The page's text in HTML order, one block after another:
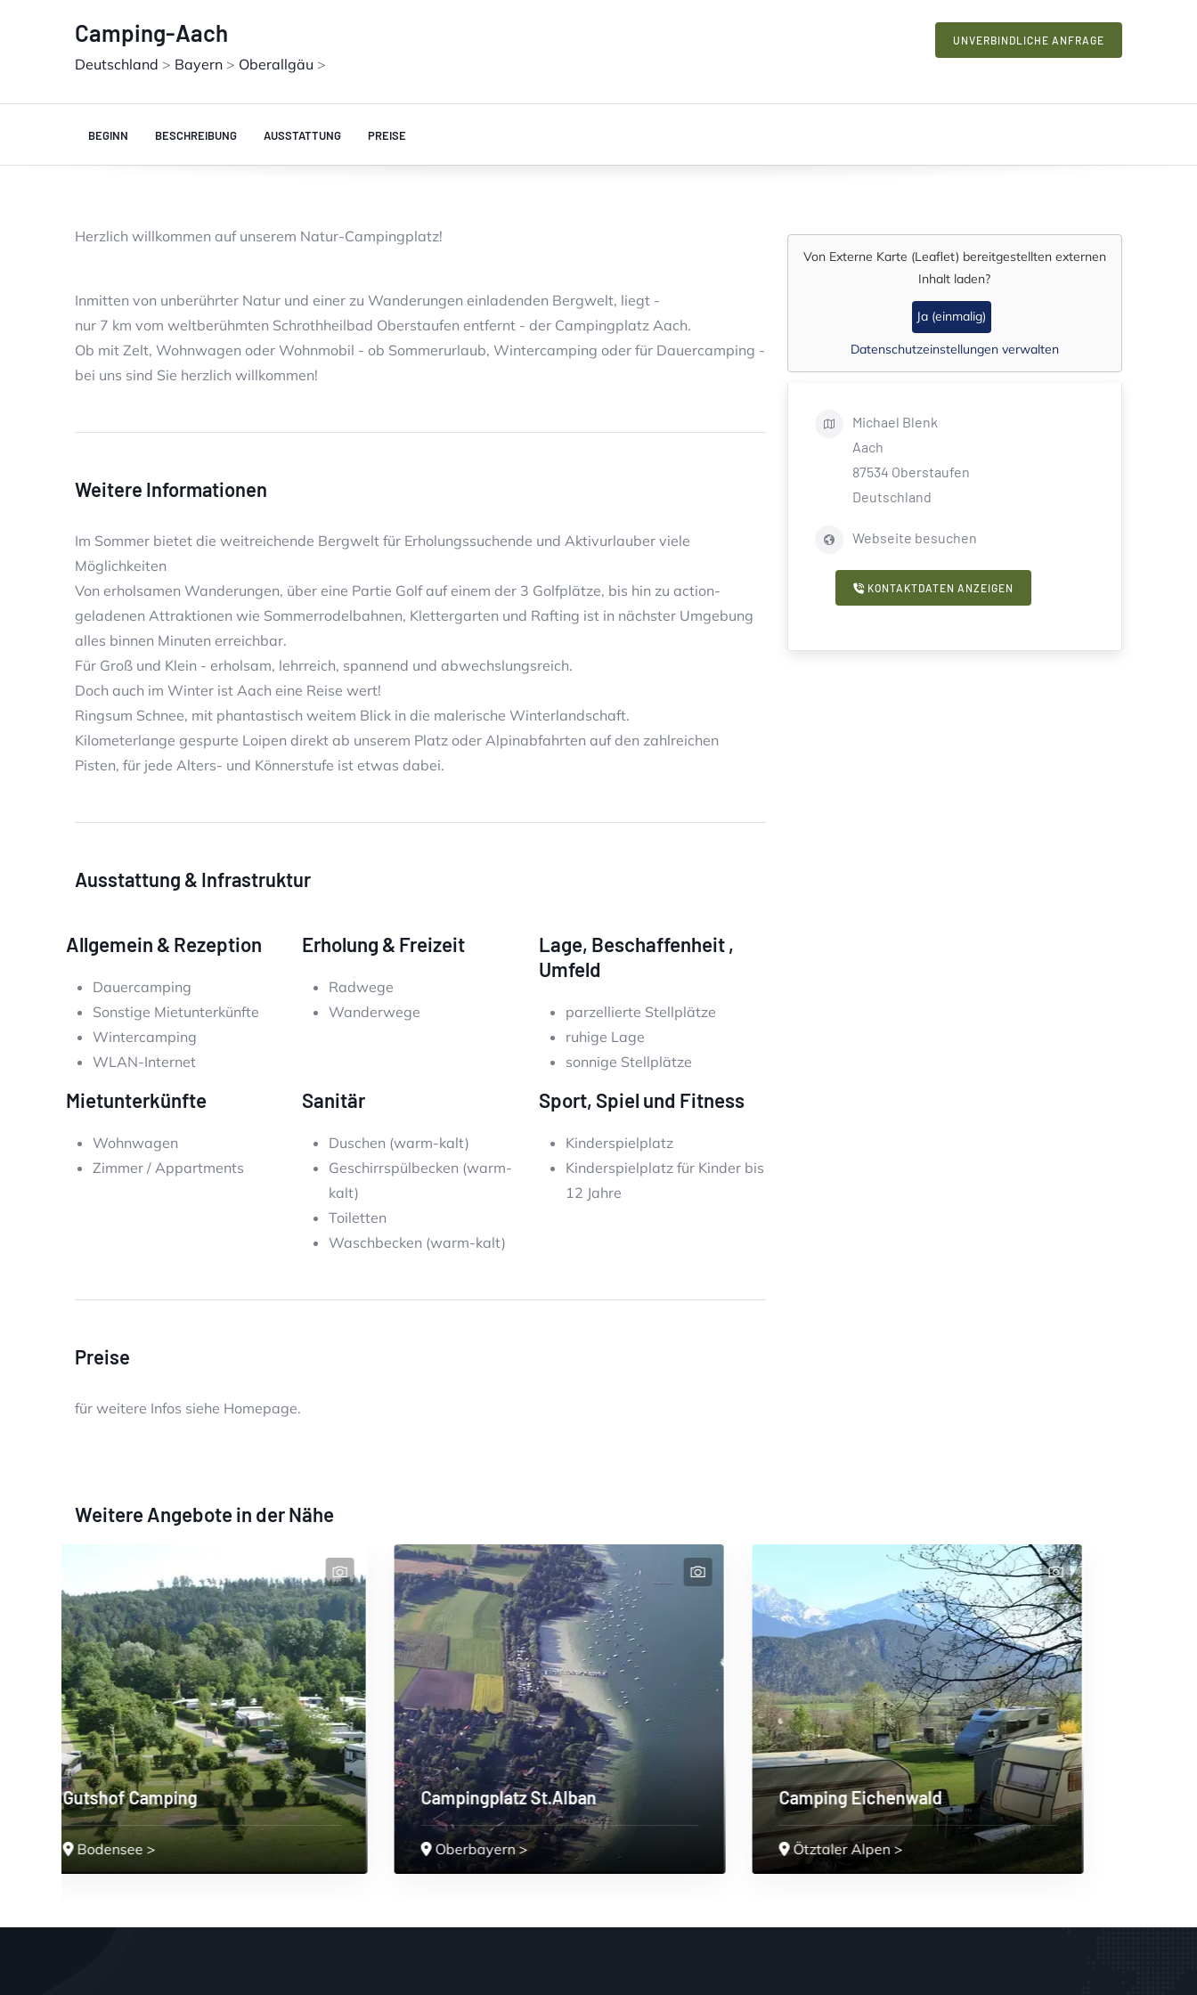
Camping-Aach
Deutschland > Bayern > Oberallgäu >
UNVERBINDLICHE ANFRAGE
BEGINN BESCHREIBUNG AUSSTATTUNG PREISE
Herzlich willkommen auf unserem Natur-Campingplatz!
Inmitten von unberührter Natur und einer zu Wanderungen einladenden Bergwelt, liegt -
nur 7 km vom weltberühmten Schrothheilbad Oberstaufen entfernt - der Campingplatz Aach.
Ob mit Zelt, Wohnwagen oder Wohnmobil - ob Sommerurlaub, Wintercamping oder für Dauercamping -
bei uns sind Sie herzlich willkommen!
Weitere Informationen
Im Sommer bietet die weitreichende Bergwelt für Erholungssuchende und Aktivurlauber viele
Möglichkeiten
Von erholsamen Wanderungen, über eine Partie Golf auf einem der 3 Golfplätze, bis hin zu action-
geladenen Attraktionen wie Sommerrodelbahnen, Klettergarten und Rafting ist in nächster Umgebung
alles binnen Minuten erreichbar.
Für Groß und Klein - erholsam, lehrreich, spannend und abwechslungsreich.
Doch auch im Winter ist Aach eine Reise wert!
Ringsum Schnee, mit phantastisch weitem Blick in die malerische Winterlandschaft.
Kilometerlange gespurte Loipen direkt ab unserem Platz oder Alpinabfahrten auf den zahlreichen
Pisten, für jede Alters- und Könnerstufe ist etwas dabei.
Ausstattung & Infrastruktur
Allgemein & Rezeption
Dauercamping
Sonstige Mietunterkünfte
Wintercamping
WLAN-Internet
Erholung & Freizeit
Radwege
Wanderwege
Lage, Beschaffenheit ,
Umfeld
parzellierte Stellplätze
ruhige Lage
sonnige Stellplätze
Mietunterkünfte
Wohnwagen
Zimmer / Appartments
Sanitär
Duschen (warm-kalt)
Geschirrspülbecken (warm-
kalt)
Toiletten
Waschbecken (warm-kalt)
Sport, Spiel und Fitness
Kinderspielplatz
Kinderspielplatz für Kinder bis
12 Jahre
Preise
für weitere Infos siehe Homepage.
Von Externe Karte (Leaflet) bereitgestellten externen
Inhalt laden?
Ja (einmalig)
Datenschutzeinstellungen verwalten
Michael Blenk
Aach
87534 Oberstaufen
Deutschland
Webseite besuchen
KONTAKTDATEN ANZEIGEN
Weitere Angebote in der Nähe
Campingplatz St.Alban
Oberbayern
Camping Eichenwald
Ötztaler Alpen>
Camping-Eschbach
Bodensee